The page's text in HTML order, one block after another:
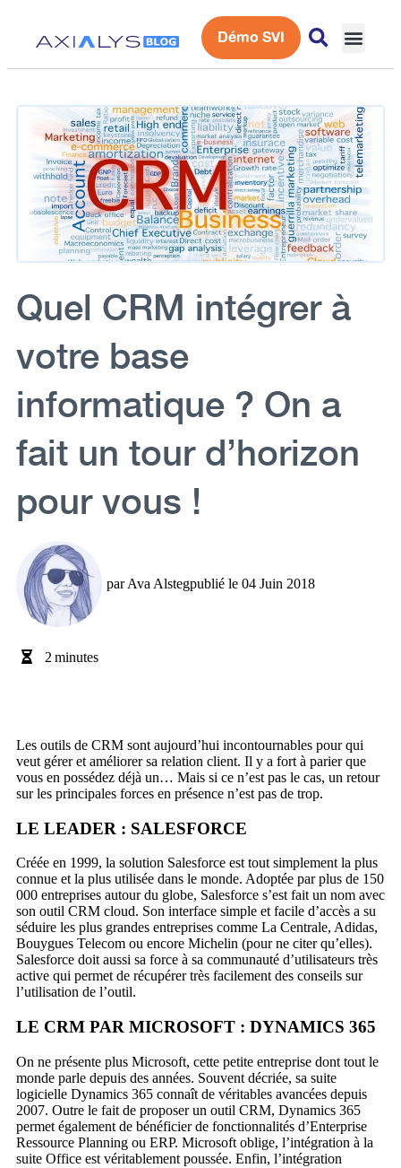
Démo SVI
Quel CRM intégrer à
votre base
informatique ? On a
fait un tour d’horizon
pour vous !
parAva Alstegpublié le 04 Juin 2018
2 minutes
Les outils de CRM sont aujourd’hui incontournables pour qui
veut gérer et améliorer sa relation client. Il y a fort à parier que
vous en possédez déjà un… Mais si ce n’est pas le cas, un retour
sur les principales forces en présence n’est pas de trop.
LE LEADER : SALESFORCE
Créée en 1999, la solution Salesforce est tout simplement la plus
connue et la plus utilisée dans le monde. Adoptée par plus de 150
000 entreprises autour du globe, Salesforce s’est fait un nom avec
son outil CRM cloud. Son interface simple et facile d’accès a su
séduire les plus grandes entreprises comme La Centrale, Adidas,
Bouygues Telecom ou encore Michelin (pour ne citer qu’elles).
Salesforce doit aussi sa force à sa communauté d’utilisateurs très
active qui permet de récupérer très facilement des conseils sur
l’utilisation de l’outil.
LE CRM PAR MICROSOFT : DYNAMICS 365
On ne présente plus Microsoft, cette petite entreprise dont tout le
monde parle depuis des années. Souvent décriée, sa suite
logicielle Dynamics 365 connaît de véritables avancées depuis
2007. Outre le fait de proposer un outil CRM, Dynamics 365
permet également de bénéficier de fonctionnalités d’Enterprise
Ressource Planning ou ERP. Microsoft oblige, l’intégration à la
suite Office est véritablement poussée. Enfin, l’intégration